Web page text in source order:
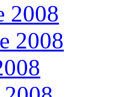
2008
2008